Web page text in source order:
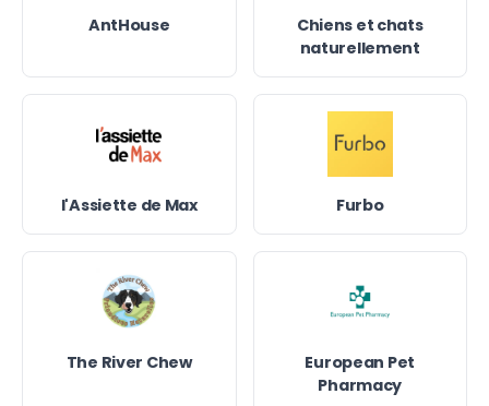
AntHouse
Chiens et chats
naturellement
l'Assiette de Max Furbo
The River Chew
European Pet
Pharmacy